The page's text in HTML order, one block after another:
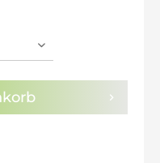
zur